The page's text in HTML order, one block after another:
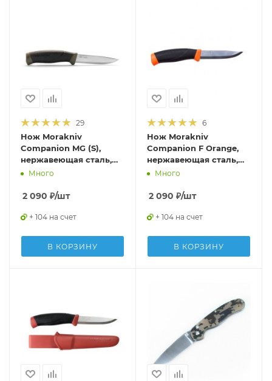
29
Нож Morakniv
Companion MG (S),
нержавеющая сталь,
цвет хаки, 11827
Много
2 090 ₽/шт
+ 104 на счет
В КОРЗИНУ
6
Нож Morakniv
Companion F Orange,
нержавеющая сталь,
прорезиненная
накладкам, 11824
Много
2 090 ₽/шт
+ 104 на счет
В КОРЗИНУ